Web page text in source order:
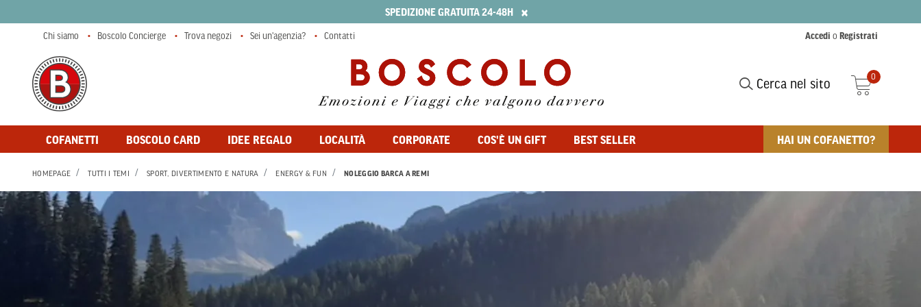
SPEDIZIONE GRATUITA 24-48H ×
Cerca nel sito
0
COFANETTI BOSCOLO CARD IDEE REGALO LOCALITÀ CORPORATE COS'È UN GIFT BEST SELLER HAI UN COFANETTO?
Chi siamo Boscolo Concierge Trova negozi Sei un'agenzia? Contatti Accedi o Registrati
HOMEPAGE TUTTI I TEMI SPORT, DIVERTIMENTO E NATURA ENERGY & FUN NOLEGGIO BARCA A REMI